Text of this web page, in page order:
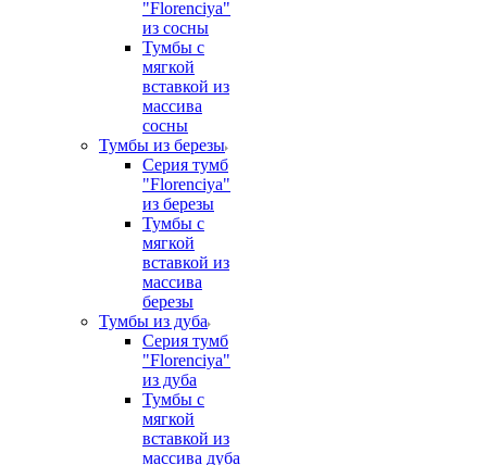
"Florenciya"
из сосны
Тумбы с
мягкой
вставкой из
массива
сосны
Тумбы из березы
Серия тумб
"Florenciya"
из березы
Тумбы с
мягкой
вставкой из
массива
березы
Тумбы из дуба
Серия тумб
"Florenciya"
из дуба
Тумбы с
мягкой
вставкой из
массива дуба